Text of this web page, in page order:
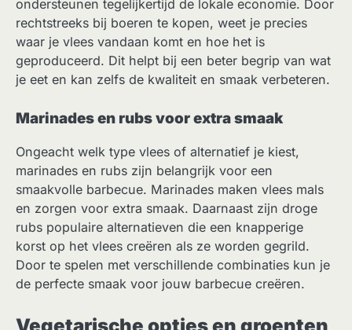
ondersteunen tegelijkertijd de lokale economie. Door
rechtstreeks bij boeren te kopen, weet je precies
waar je vlees vandaan komt en hoe het is
geproduceerd. Dit helpt bij een beter begrip van wat
je eet en kan zelfs de kwaliteit en smaak verbeteren.
Marinades en rubs voor extra smaak
Ongeacht welk type vlees of alternatief je kiest,
marinades en rubs zijn belangrijk voor een
smaakvolle barbecue. Marinades maken vlees mals
en zorgen voor extra smaak. Daarnaast zijn droge
rubs populaire alternatieven die een knapperige
korst op het vlees creëren als ze worden gegrild.
Door te spelen met verschillende combinaties kun je
de perfecte smaak voor jouw barbecue creëren.